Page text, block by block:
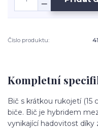
Číslo produktu:
Kompletní
Bič s krátkou rukojetí (15
biče. Bič je hybridem
vynikající hadovitost